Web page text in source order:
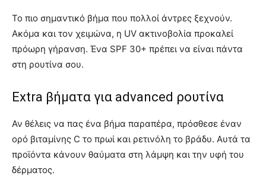
Το πιο σημαντικό βήμα που πολλοί άντρες ξεχνούν.
Ακόμα και τον χειμώνα, η UV ακτινοβολία προκαλεί
πρόωρη γήρανση. Ένα SPF 30+ πρέπει να είναι πάντα
στη ρουτίνα σου.
Extra βήματα για advanced ρουτίνα
Αν θέλεις να πας ένα βήμα παραπέρα, πρόσθεσε έναν
ορό βιταμίνης C το πρωί και ρετινόλη το βράδυ. Αυτά τα
προϊόντα κάνουν θαύματα στη λάμψη και την υφή του
δέρματος.